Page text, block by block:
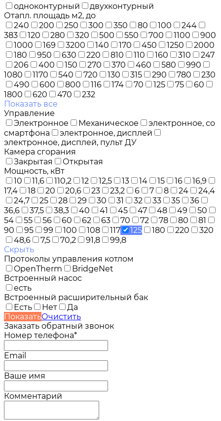
одноконтурный
двухконтурный
Отапл. площадь м2, до
240
200 250 300 350 80 100
244
383
120 280 320 500 550 700 1100
900
1000
169 3200 140 170 450 1250
2000
180
950 630 220 810 110 160 310
247
206
400 150 270 370 460 580
990
1080
1170 540 720 130 315 290 780
230
490
600 800 116 174 70 125 75
60
1800
620 470
232
Показать все
Управление
Электронное
Механическое
электронное, со
смартфона
электронное, дисплей
электронное, дисплей, пульт ДУ
Камера сгорания
Закрытая
Открытая
Мощность, кВт
10
11,6 110,2 12 12,5 13 14 15 16
16,9
17,4
18 20 20,6 23 23,2 6 7 8 24
24,4
24,7
25 28 29 30 31 32 33 35
36
36,6
37,5 38,3 40 41 45 47 48 49
50
54
55 56 60 62 63 70 72 78 80
81
90
95 99 100 108 117 125 180 220
320
48,6
7,5 70,2 91,8
99,8
Скрыть
Протоколы управления котлом
OpenTherm
BridgeNet
Встроенный насос
есть
Встроенный расширительный бак
Есть
Нет
Да
ПоказатьОчистить
Заказать обратный звонок
Номер телефона*
Email
Ваше имя
Комментарий